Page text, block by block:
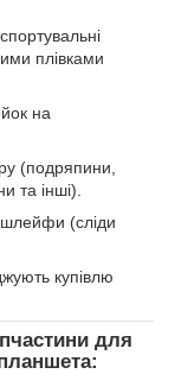
плівками
на
(подряпини,
та інші).
шлейфи (сліди
купівлю
для